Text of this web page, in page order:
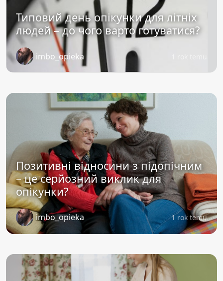
Типовий день опікунки для літніх
людей – до чого варто готуватися?
imbo_opieka
Позитивні відносини з підопічним
– це серйозний виклик для
опікунки?
imbo_opieka 1 rok temu